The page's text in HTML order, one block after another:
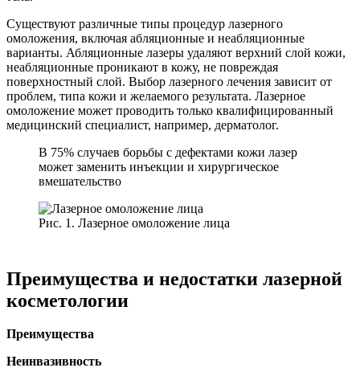
Существуют различные типы процедур лазерного
омоложения, включая абляционные и неабляционные
варианты. Абляционные лазеры удаляют верхний слой кожи,
неабляционные проникают в кожу, не повреждая
поверхностный слой. Выбор лазерного лечения зависит от
проблем, типа кожи и желаемого результата. Лазерное
омоложение может проводить только квалифицированный
медицинский специалист, например, дерматолог.
В 75% случаев борьбы с дефектами кожи лазер
может заменить инъекции и хирургическое
вмешательство
Рис. 1. Лазерное омоложение лица
Преимущества и недостатки лазерной
косметологии
Преимущества
Неинвазивность